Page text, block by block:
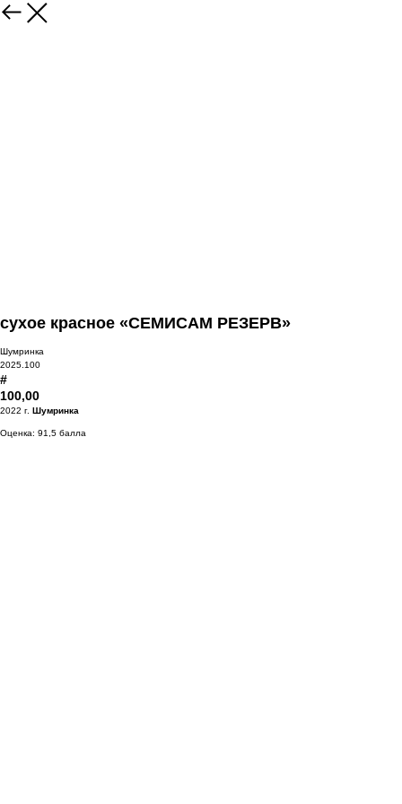
сухое красное «СЕМИСАМ РЕЗЕРВ»
Шумринка
2025.100
#
100,00
2022 г. Шумринка
Оценка: 91,5 балла